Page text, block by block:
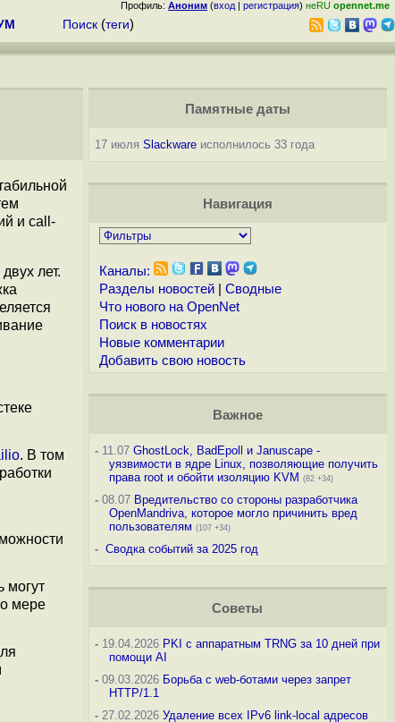
Профиль: Аноним (вход | регистрация) неRU opennet.me
Поиск (теги)
и call-
лет.
. В том
могут
мере
Памятные даты
17 июля Slackwareисполнилось 33 года
Навигация
Каналы:
Разделы новостей| Сводные
Что нового на OpenNet
Поиск в новостях
Новые комментарии
Добавить свою новость
Важное
-11.07 GhostLock, BadEpoll и Januscape -
уязвимости в ядре Linux, позволяющие получить
права root и обойти изоляцию KVM (82 +34)
-08.07 Вредительство со стороны разработчика
OpenMandriva, которое могло причинить вред
пользователям (107 +34)
- Сводка событий за 2025 год
Советы
-19.04.2026 PKI с аппаратным TRNG за 10 дней при
помощи AI
-09.03.2026 Борьба с web-ботами через запрет
HTTP/1.1
-27.02.2026 Удаление всех IPv6 link-local адресов